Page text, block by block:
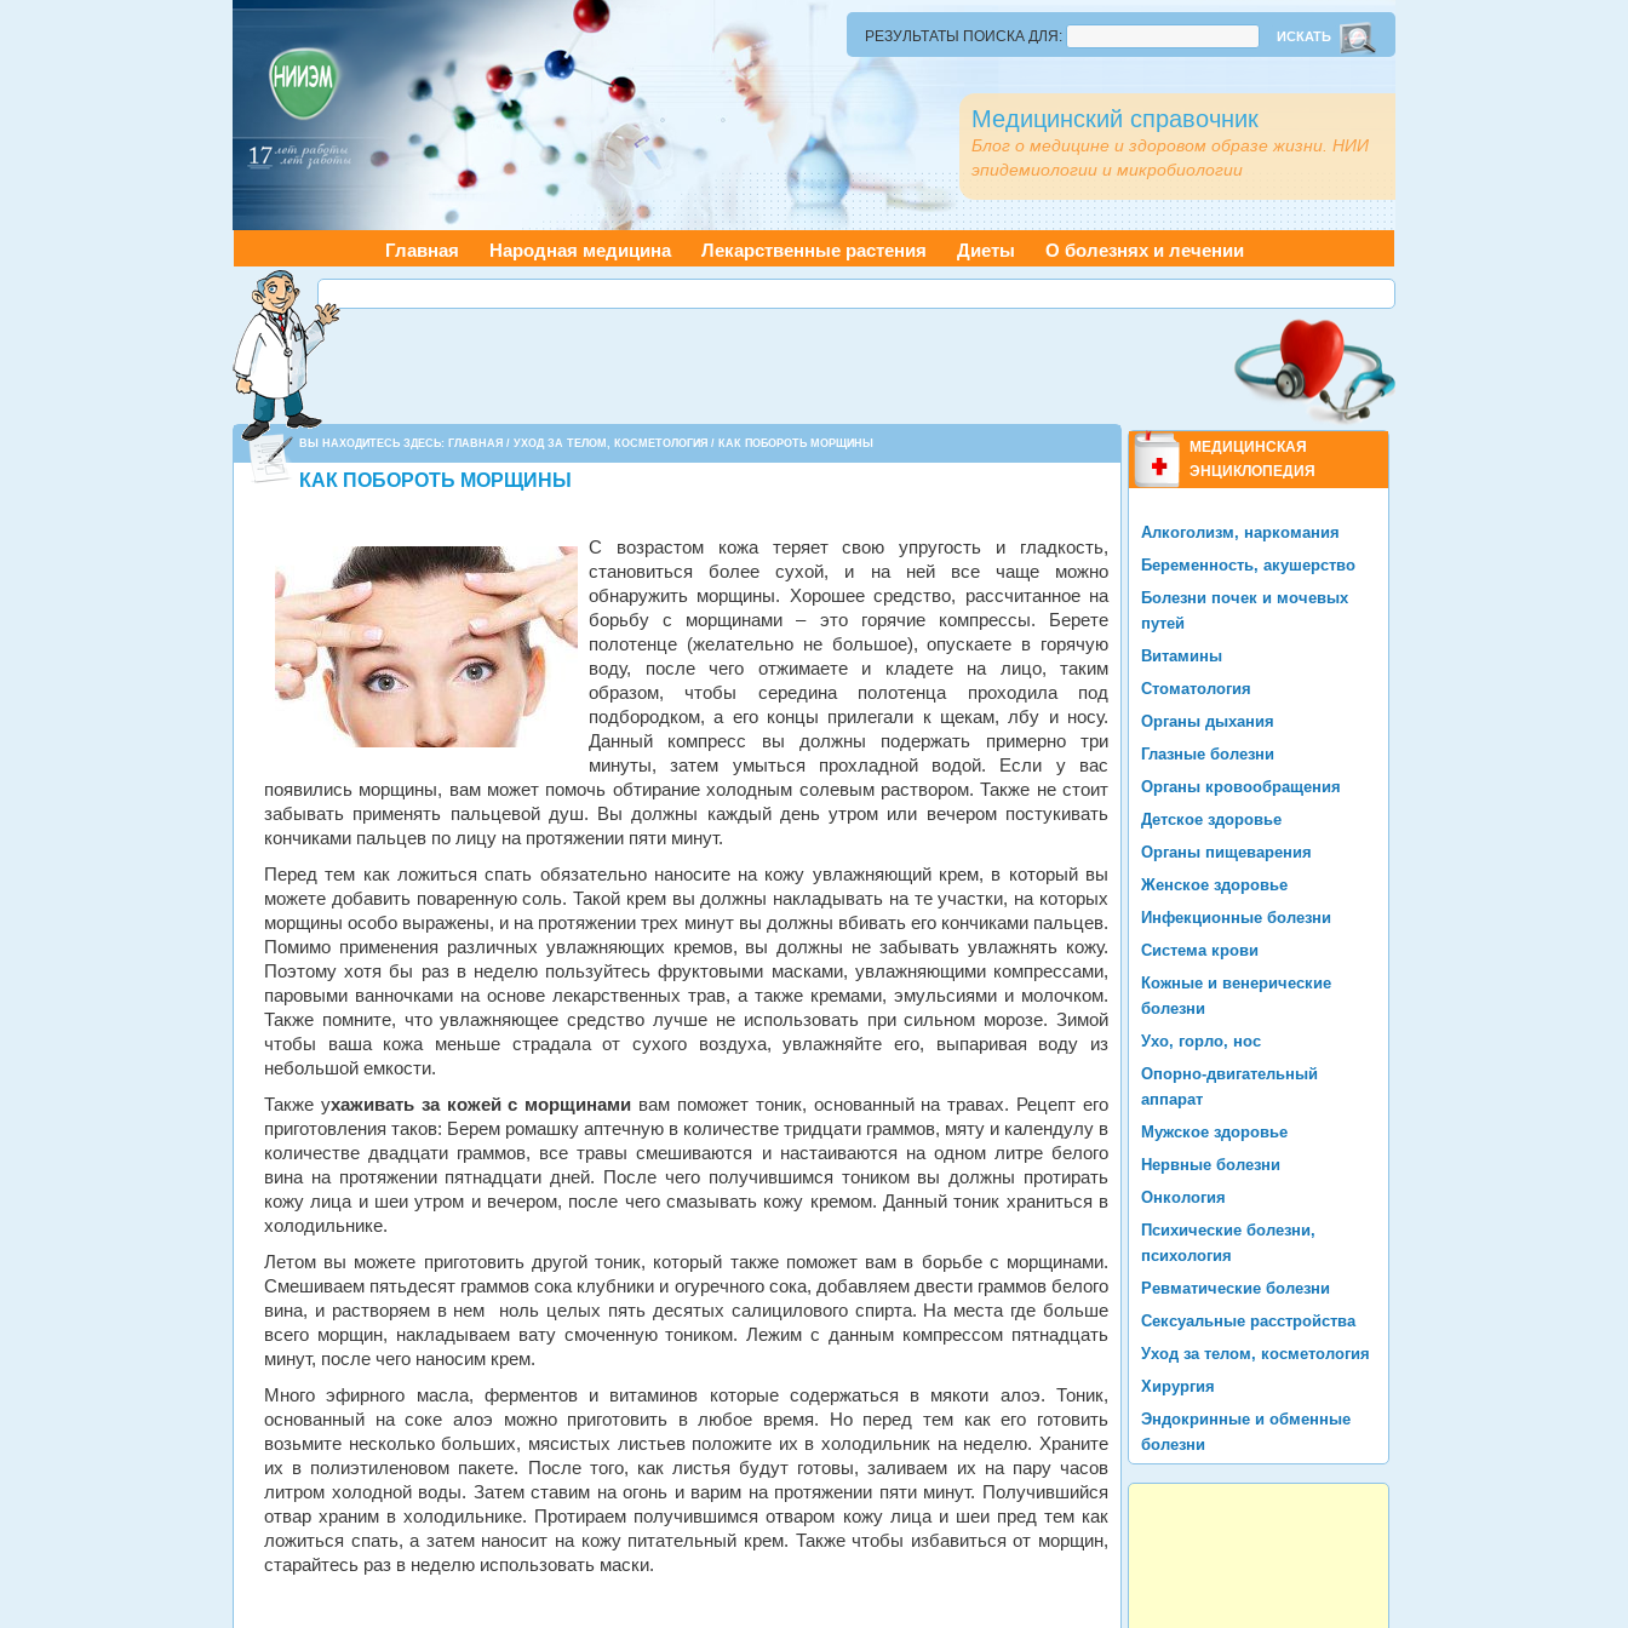
РЕЗУЛЬТАТЫ ПОИСКА ДЛЯ:
Медицинский справочник
Блог о медицине и здоровом образе жизни. НИИ
эпидемиологии и микробиологии
Главная Народная медицина Лекарственные растения Диеты О болезнях и лечении
ВЫ НАХОДИТЕСЬ ЗДЕСЬ: ГЛАВНАЯ / УХОД ЗА ТЕЛОМ, КОСМЕТОЛОГИЯ / КАК ПОБОРОТЬ МОРЩИНЫ
КАК ПОБОРОТЬ МОРЩИНЫ
С возрастом кожа теряет свою упругость и гладкость,
становиться более сухой, и на ней все чаще можно
обнаружить морщины. Хорошее средство, рассчитанное на
борьбу с морщинами – это горячие компрессы. Берете
полотенце (желательно не большое), опускаете в горячую
воду, после чего отжимаете и кладете на лицо, таким
образом, чтобы середина полотенца проходила под
подбородком, а его концы прилегали к щекам, лбу и носу.
Данный компресс вы должны подержать примерно три
минуты, затем умыться прохладной водой. Если у вас
появились морщины, вам может помочь обтирание холодным солевым раствором. Также не стоит
забывать применять пальцевой душ. Вы должны каждый день утром или вечером постукивать
кончиками пальцев по лицу на протяжении пяти минут.
Перед тем как ложиться спать обязательно наносите на кожу увлажняющий крем, в который вы
можете добавить поваренную соль. Такой крем вы должны накладывать на те участки, на которых
морщины особо выражены, и на протяжении трех минут вы должны вбивать его кончиками пальцев.
Помимо применения различных увлажняющих кремов, вы должны не забывать увлажнять кожу.
Поэтому хотя бы раз в неделю пользуйтесь фруктовыми масками, увлажняющими компрессами,
паровыми ванночками на основе лекарственных трав, а также кремами, эмульсиями и молочком.
Также помните, что увлажняющее средство лучше не использовать при сильном морозе. Зимой
чтобы ваша кожа меньше страдала от сухого воздуха, увлажняйте его, выпаривая воду из
небольшой емкости.
Также ухаживать за кожей с морщинами вам поможет тоник, основанный на травах. Рецепт его
приготовления таков: Берем ромашку аптечную в количестве тридцати граммов, мяту и календулу в
количестве двадцати граммов, все травы смешиваются и настаиваются на одном литре белого
вина на протяжении пятнадцати дней. После чего получившимся тоником вы должны протирать
кожу лица и шеи утром и вечером, после чего смазывать кожу кремом. Данный тоник храниться в
холодильнике.
Летом вы можете приготовить другой тоник, который также поможет вам в борьбе с морщинами.
Смешиваем пятьдесят граммов сока клубники и огуречного сока, добавляем двести граммов белого
вина, и растворяем в нем ноль целых пять десятых салицилового спирта. На места где больше
всего морщин, накладываем вату смоченную тоником. Лежим с данным компрессом пятнадцать
минут, после чего наносим крем.
Много эфирного масла, ферментов и витаминов которые содержаться в мякоти алоэ. Тоник,
основанный на соке алоэ можно приготовить в любое время. Но перед тем как его готовить
возьмите несколько больших, мясистых листьев положите их в холодильник на неделю. Храните
их в полиэтиленовом пакете. После того, как листья будут готовы, заливаем их на пару часов
литром холодной воды. Затем ставим на огонь и варим на протяжении пяти минут. Получившийся
отвар храним в холодильнике. Протираем получившимся отваром кожу лица и шеи пред тем как
ложиться спать, а затем наносит на кожу питательный крем. Также чтобы избавиться от морщин,
старайтесь раз в неделю использовать маски.
МЕДИЦИНСКАЯ
ЭНЦИКЛОПЕДИЯ
Алкоголизм, наркомания
Беременность, акушерство
Болезни почек и мочевых
путей
Витамины
Стоматология
Органы дыхания
Глазные болезни
Органы кровообращения
Детское здоровье
Органы пищеварения
Женское здоровье
Инфекционные болезни
Система крови
Кожные и венерические
болезни
Ухо, горло, нос
Опорно-двигательный
аппарат
Мужское здоровье
Нервные болезни
Онкология
Психические болезни,
психология
Ревматические болезни
Сексуальные расстройства
Уход за телом, косметология
Хирургия
Эндокринные и обменные
болезни